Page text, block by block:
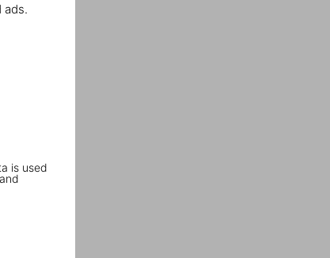
ads.
is used